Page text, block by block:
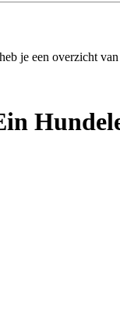
je een overzicht